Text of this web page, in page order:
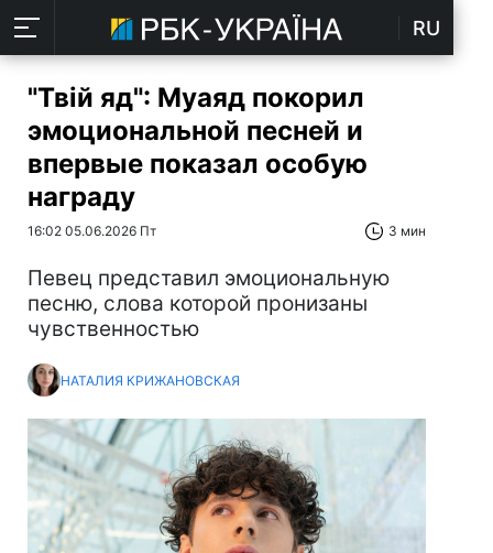
RU
"Твій яд": Муаяд покорил
эмоциональной песней и
впервые показал особую
награду
16:02 05.06.2026 Пт 3 мин
Певец представил эмоциональную
песню, слова которой пронизаны
чувственностью
НАТАЛИЯ КРИЖАНОВСКАЯ